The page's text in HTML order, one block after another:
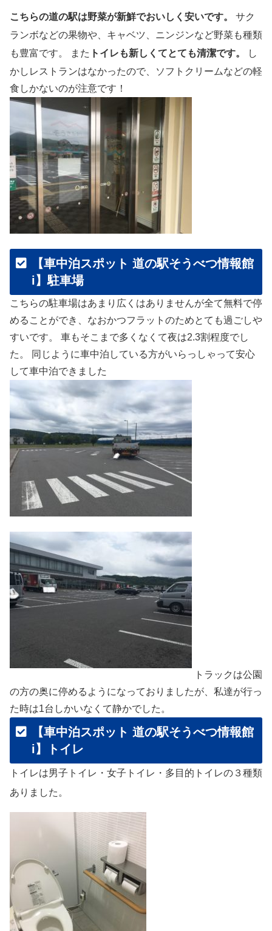
こちらの道の駅は野菜が新鮮でおいしく安いです。
サク
ランボなどの果物や、キャベツ、ニンジンなど野菜も種類
も豊富です。 また トイレも新しくてとても清潔です。
し
かしレストランはなかったので、ソフトクリームなどの軽
食しかないのが注意です！
【車中泊スポット 道の駅そうべつ情報館
i】駐車場
こちらの駐車場はあまり広くはありませんが全て無料で停
めることができ、なおかつフラットのためとても過ごしや
すいです。 車もそこまで多くなくて夜は2.3割程度でし
た。 同じように車中泊している方がいらっしゃって安心
して車中泊できました
トラックは公園
の方の奥に停めるようになっておりましたが、私達が行っ
た時は1台しかいなくて静かでした。
【車中泊スポット 道の駅そうべつ情報館
i】トイレ
トイレは男子トイレ・女子トイレ・多目的トイレの３種類
ありました。